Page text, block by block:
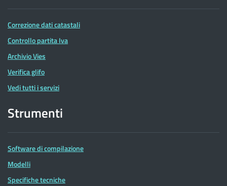
Correzione dati catastali
Controllo partita Iva
Archivio Vies
Verifica glifo
Vedi tutti i servizi
Strumenti
Software di compilazione
Modelli
Specifiche tecniche